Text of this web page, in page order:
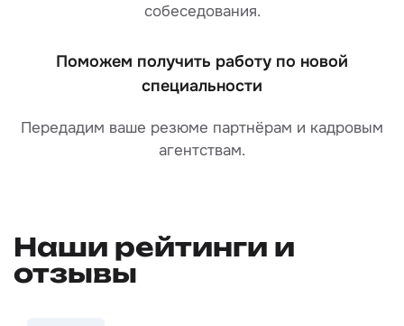
собеседования.
Поможем получить работу по новой
специальности
Передадим ваше резюме партнёрам и кадровым
агентствам.
Наши рейтинги и
отзывы